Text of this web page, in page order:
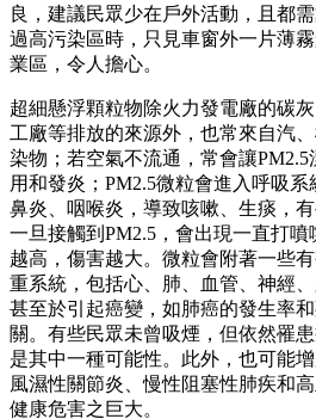
良，建議民眾少在戶外活動，且都
過高污染區時，只見車窗外一片薄
業區，令人擔心。
超細懸浮顆粒物除火力發電廠的碳
工廠等排放的來源外，也常來自汽
染物；若空氣不流通，常會讓
用和發炎；PM2.5微粒會進入呼吸
鼻炎、咽喉炎，導致咳嗽、生痰，
一旦接觸到PM2.5，會出現一直打
越高，傷害越大。微粒會附著一些
重系統，包括心、肺、血管、神經
甚至於引起癌變，如肺癌的發生率
關。有些民眾未曾吸煙，但依然罹
是其中一種可能性。此外，也可能
風濕性關節炎、慢性阻塞性肺疾和
健康危害之巨大。